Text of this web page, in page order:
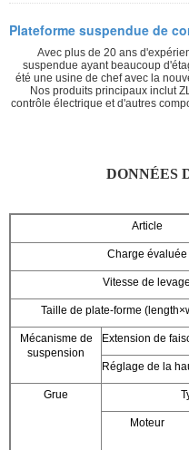
Plateforme suspendue de
Avec plus de 20 ans
suspendue ayant beaucoup
été une usine de chef avec la
Nos produits principaux inclut
contrôle électrique
DONNÉES
Article
Charge évaluée
Vitesse de levage
Taille de plate-forme
Mécanisme de
suspension
Extension de
Réglage de la
Grue
Moteur